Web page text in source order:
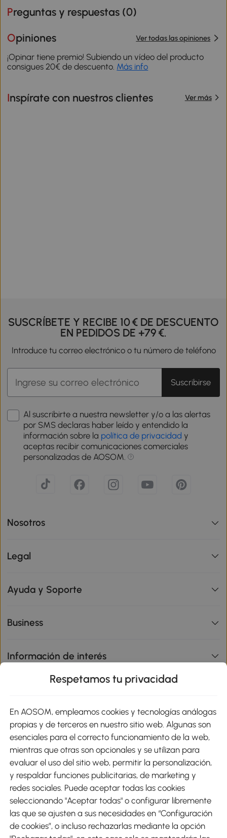
Preguntas y respuestas (0)
Opiniones Ver todas las opiniones
¡Opinar tiene premio! Subiendo un vídeo del producto
consigues 20€ de descuento. Más info
Inspírate con nuestros clientes Ver más
SUSCRÍBETE Y RECIBE 10 € DE DESCUENTO
EN PEDIDOS DE +79 €.
Introduce tu correo electrónico o tu número de teléfono
Suscribirse
Al suscribirte a nuestra newsletter y/o a las alertas
por SMS declaras haber leído y entendido la
información sobre la política de privacidad y
aceptas recibir comunicaciones comerciales
personalizadas de AOSOM.
Nosotros
Legal
Ayuda y Soporte
Business
Información de interés
Métodos de Pago
Envíos
Respetamos tu privacidad
En AOSOM, empleamos cookies y tecnologías análogas
propias y de terceros en nuestro sitio web. Algunas son
esenciales para el correcto funcionamiento de la web,
mientras que otras son opcionales y se utilizan para
evaluar el uso del sitio web, permitir la personalización,
y respaldar funciones publicitarias, de marketing y
redes sociales. Puede aceptar todas las cookies
seleccionando "Aceptar todas" o configurar libremente
las que se ajusten a sus necesidades en “Configuración
de cookies”, o incluso rechazarlas mediante la opción